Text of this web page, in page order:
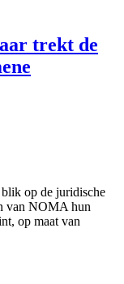
trekt de
op de juridische
van NOMA hun
op maat van